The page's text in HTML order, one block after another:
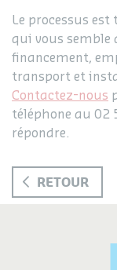
Le processus
qui vous semble
financement,
transport et
Contactez-nous
téléphone au 02
répondre.
RETOUR